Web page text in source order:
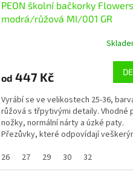
PEON školní bačkorky Flowers
modrá/růžová MI/001 GR
od 447 Kč
Vyrábí se ve velikostech 25-36,
růžová s třpytivými detaily. Vhodné
nožky, normální nárty a úzké paty.
Přezůvky, které odpovídají
26
27 29 30 32